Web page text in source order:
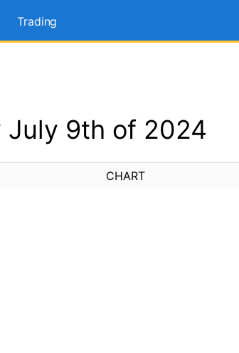
Trading
July 9th of 2024
CHART